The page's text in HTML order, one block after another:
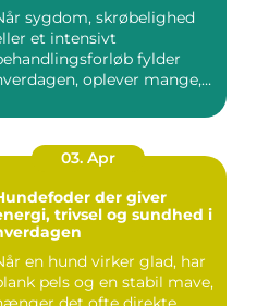
sygdom, skrøbelighed
et intensivt
fylder
oplever mange,
03. Apr
der giver
trivsel og sundhed i
en hund virker glad, har
pels og en stabil mave,